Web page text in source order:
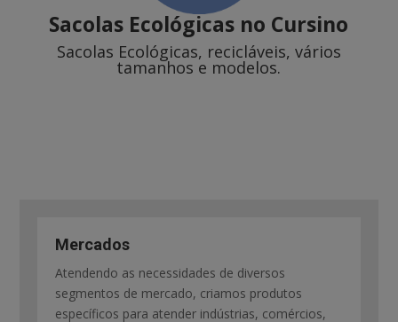
Sacolas Ecológicas no Cursino
Sacolas Ecológicas, recicláveis, vários
tamanhos e modelos.
Mercados
Atendendo as necessidades de diversos
segmentos de mercado, criamos produtos
específicos para atender indústrias, comércios,